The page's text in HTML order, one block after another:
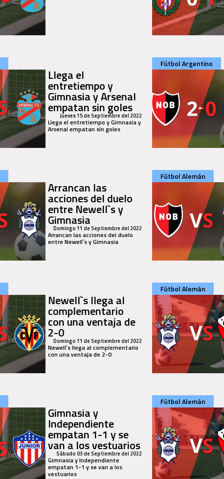
Llega el
entretiempo y
Gimnasia y Arsenal
empatan sin goles
Jueves 15 de Septiembre del 2022
Llega el entretiempo y Gimnasia y
Arsenal empatan sin goles
Fútbol Argentino
Arrancan las
acciones del duelo
entre Newell`s y
Gimnasia
Domingo 11 de Septiembre del 2022
Arrancan las acciones del duelo
entre Newell`s y Gimnasia
Fútbol Alemán
Newell`s llega al
complementario
con una ventaja de
2-0
Domingo 11 de Septiembre del 2022
Newell`s llega al complementario
con una ventaja de 2-0
Fútbol Alemán
Gimnasia y
Independiente
empatan 1-1 y se
van a los vestuarios
Sábado 03 de Septiembre del 2022
Gimnasia y Independiente
empatan 1-1 y se van a los
vestuarios
Fútbol Alemán